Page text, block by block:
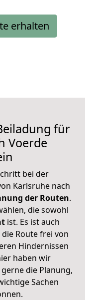
erhalten
für
Voerde
bei der
Karlsruhe nach
der Routen.
die sowohl
ist. Es ist auch
Route frei von
Hindernissen
haben wir
die Planung,
Sachen